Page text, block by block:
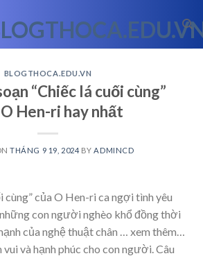
BLOGTHOCA.EDU.VN
“Chiếc lá cuối cùng”
Hen-ri hay nhất
THÁNG 9 19, 2024 BY ADMINCD
cùng” của O Hen-ri ca ngợi tình yêu
con người nghèo khổ đồng thời
của nghệ thuật chân
… xem thêm…
và hạnh phúc cho con người. Câu